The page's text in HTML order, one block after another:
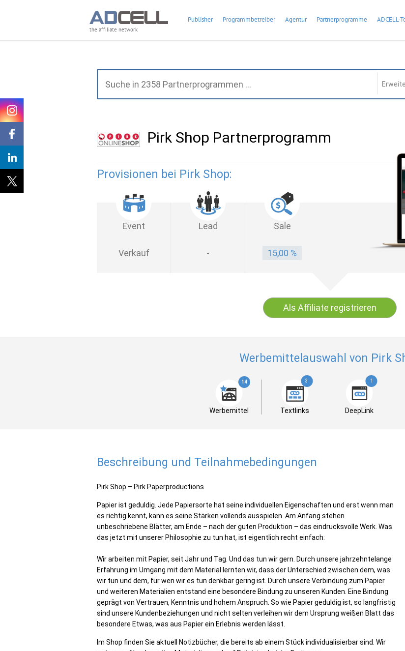
the affiliate network
Publisher Programmbetreiber Agentur Partnerprogramme ADCELL-
Pirk Shop Partnerprogramm
Provisionen bei Pirk Shop:
Event Lead Sale
Verkauf - 15,00 %
Als Affiliate registrieren
Werbemittelauswahl von Pirk
14
Werbemittel
3
Textlinks
1
DeepLink
Beschreibung und Teilnahmebedingungen
Pirk Shop – Pirk Paperproductions
Papier ist geduldig. Jede Papiersorte hat seine individuellen Eigenschaften und erst wenn man
es richtig kennt, kann es seine Stärken vollends ausspielen. Am Anfang stehen
unbeschriebene Blätter, am Ende – nach der guten Produktion – das eindrucksvolle Werk. Was
das jetzt mit unserer Philosophie zu tun hat, ist eigentlich recht einfach:
Wir arbeiten mit Papier, seit Jahr und Tag. Und das tun wir gern. Durch unsere jahrzehntelange
Erfahrung im Umgang mit dem Material lernten wir, dass der Unterschied zwischen dem, was
wir tun und dem, für wen wir es tun denkbar gering ist. Durch unsere Verbindung zum Papier
und weiteren Materialien entstand eine besondere Bindung zu unseren Kunden. Eine Bindung
geprägt von Vertrauen, Kenntnis und hohem Anspruch. So wie Papier geduldig ist, so langfristig
sind unsere Kundenbeziehungen und nicht selten verleihen wir dem Ursprung weißen Blatt das
besondere Etwas, was aus Papier ein Erlebnis werden lässt.
Im Shop finden Sie aktuell Notizbücher, die bereits ab einem Stück individualisierbar sind. Wir